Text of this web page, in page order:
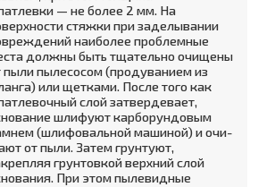
— не более 2 мм. На
стяжки при заделывании
наиболее проблемные
должны быть тща­тельно очищены
пыли пылесосом (продуванием из
или щетками. После того как
слой затвердевает,
шлифуют карбо­рундовым
(шлифовальной машиной) и очи­
от пыли. Затем грунтуют,
грунтов­кой верхний слой
При этом пылевидные